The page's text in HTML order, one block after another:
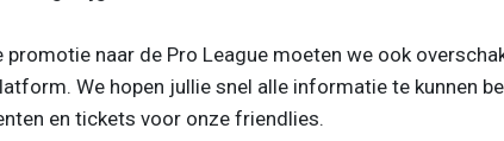
promotie naar de Pro League moeten we ook
We hopen jullie snel alle informatie te kunnen
en tickets voor onze friendlies.